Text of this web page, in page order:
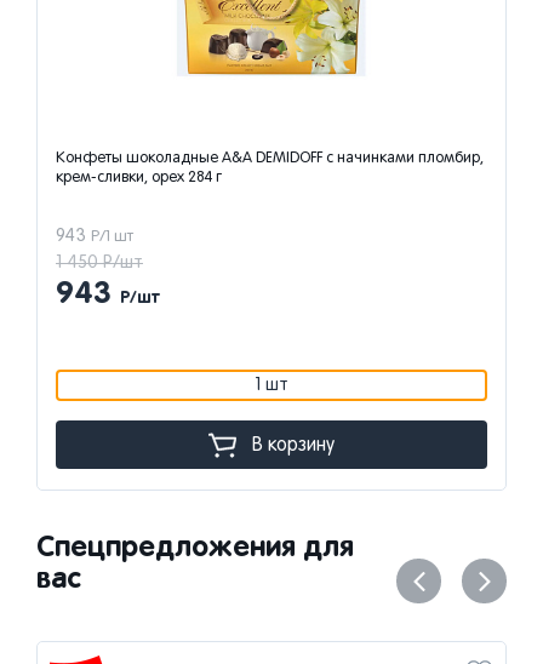
Конфеты шоколадные A&A DEMIDOFF с начинками пломбир,
крем-сливки, орех 284 г
943 Р/1 шт
1 450 Р/шт
943 Р/шт
1 шт
В корзину
Спецпредложения для
вас